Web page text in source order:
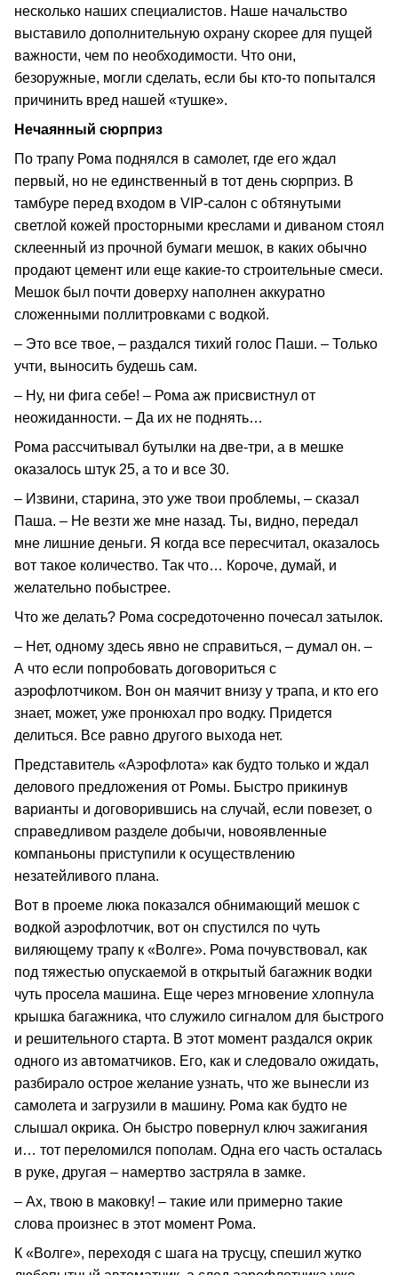
несколько наших специалистов. Наше начальство
выставило дополнительную охрану скорее для пущей
важности, чем по необходимости. Что они,
безоружные, могли сделать, если бы кто‑то попытался
причинить вред нашей «тушке».
Нечаянный сюрприз
По трапу Рома поднялся в самолет, где его ждал
первый, но не единственный в тот день сюрприз. В
тамбуре перед входом в VIP‑салон с обтянутыми
светлой кожей просторными креслами и диваном стоял
склеенный из прочной бумаги мешок, в каких обычно
продают цемент или еще какие‑то строительные смеси.
Мешок был почти доверху наполнен аккуратно
сложенными поллитровками с водкой.
– Это все твое, – раздался тихий голос Паши. – Только
учти, выносить будешь сам.
– Ну, ни фига себе! – Рома аж присвистнул от
неожиданности. – Да их не поднять…
Рома рассчитывал бутылки на две‑три, а в мешке
оказалось штук 25, а то и все 30.
– Извини, старина, это уже твои проблемы, – сказал
Паша. – Не везти же мне назад. Ты, видно, передал
мне лишние деньги. Я когда все пересчитал, оказалось
вот такое количество. Так что… Короче, думай, и
желательно побыстрее.
Что же делать? Рома сосредоточенно почесал затылок.
– Нет, одному здесь явно не справиться, – думал он. –
А что если попробовать договориться с
аэрофлотчиком. Вон он маячит внизу у трапа, и кто его
знает, может, уже пронюхал про водку. Придется
делиться. Все равно другого выхода нет.
Представитель «Аэрофлота» как будто только и ждал
делового предложения от Ромы. Быстро прикинув
варианты и договорившись на случай, если повезет, о
справедливом разделе добычи, новоявленные
компаньоны приступили к осуществлению
незатейливого плана.
Вот в проеме люка показался обнимающий мешок с
водкой аэрофлотчик, вот он спустился по чуть
виляющему трапу к «Волге». Рома почувствовал, как
под тяжестью опускаемой в открытый багажник водки
чуть просела машина. Еще через мгновение хлопнула
крышка багажника, что служило сигналом для быстрого
и решительного старта. В этот момент раздался окрик
одного из автоматчиков. Его, как и следовало ожидать,
разбирало острое желание узнать, что же вынесли из
самолета и загрузили в машину. Рома как будто не
слышал окрика. Он быстро повернул ключ зажигания
и… тот переломился пополам. Одна его часть осталась
в руке, другая – намертво застряла в замке.
– Ах, твою в маковку! – такие или примерно такие
слова произнес в этот момент Рома.
К «Волге», переходя с шага на трусцу, спешил жутко